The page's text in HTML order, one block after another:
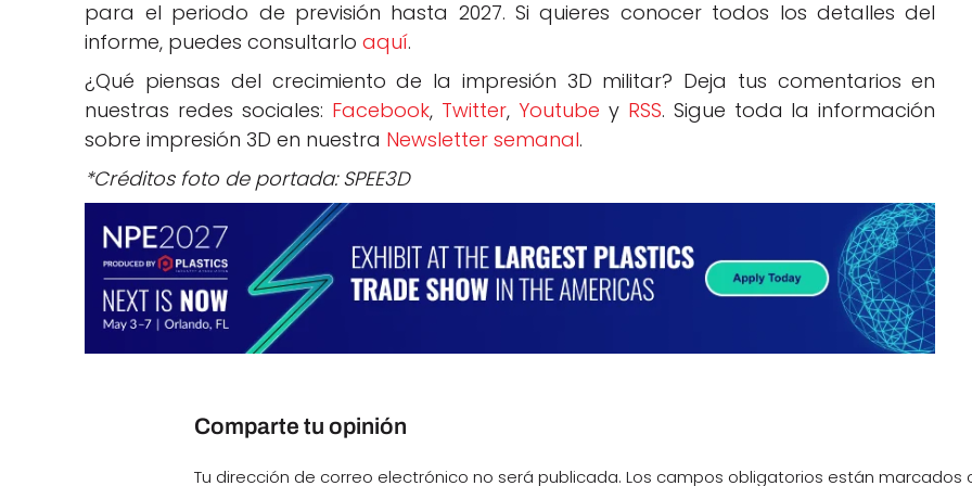
para el periodo de previsión hasta 2027. Si quieres conocer todos los detalles del
informe, puedes consultarloaquí.
¿Qué piensas del crecimiento de la impresión 3D militar? Deja tus comentarios en
nuestras redes sociales: Facebook, Twitter, Youtube y RSS. Sigue toda la información
sobre impresión 3D en nuestra Newsletter semanal.
*Créditos foto de portada: SPEE3D
Comparte tu opinión
Tu dirección de correo electrónico no será publicada. Los campos obligatorios están marcados